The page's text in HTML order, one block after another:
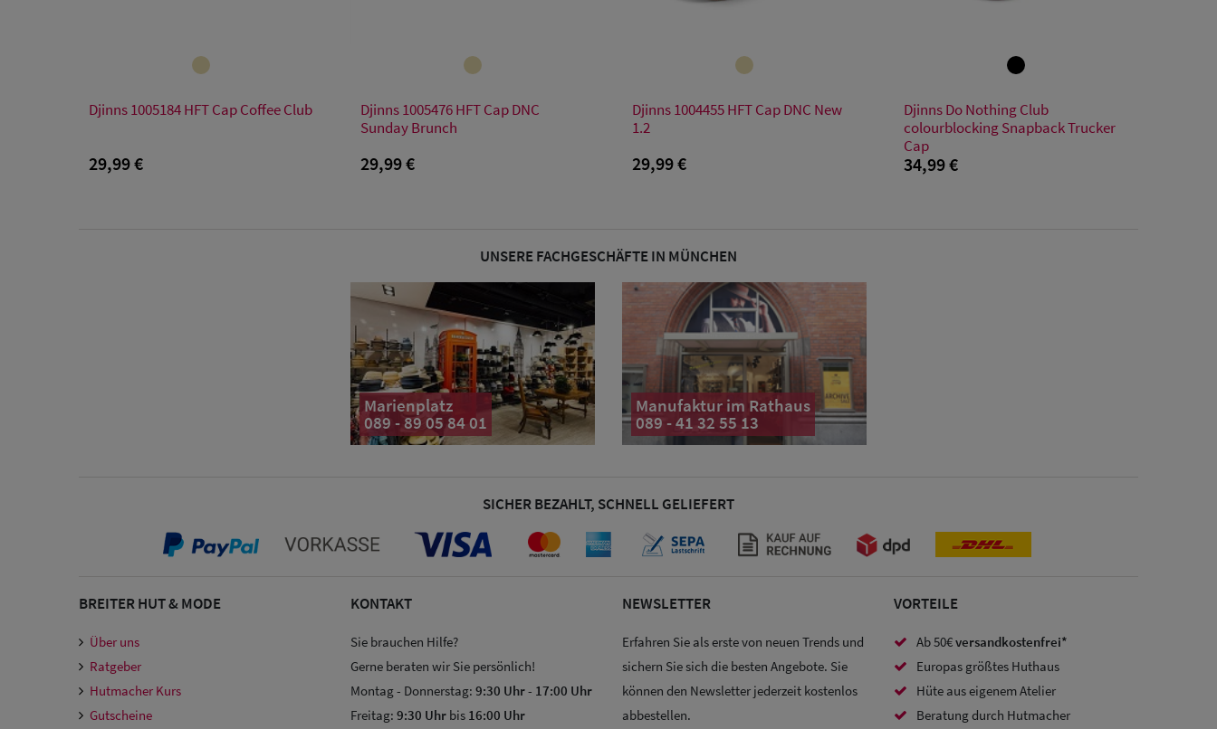
Djinns 1005184 HFT Cap Coffee Club
29,99 €
Einheitsgröße
Djinns 1005476 HFT Cap DNC
Sunday Brunch
29,99 €
Djinns 1004455 HFT Cap DNC New
1.2
29,99 €
Einheitsgröße
Djinns Do Nothing Club
colourblocking Snapback Trucker
Cap
34,99 €
UNSERE FACHGESCHÄFTE IN MÜNCHEN
Marienplatz
089 - 89 05 84 01
Manufaktur im Rathaus
089 - 41 32 55 13
SICHER BEZAHLT, SCHNELL GELIEFERT
BREITER HUT & MODE
Über uns
Ratgeber
Hutmacher Kurs
Gutscheine
KONTAKT
Sie brauchen Hilfe?
Gerne beraten wir Sie persönlich!
Montag - Donnerstag: 9:30 Uhr- 17:00 Uhr
Freitag: 9:30 Uhr bis 16:00 Uhr
NEWSLETTER
Erfahren Sie als erste von neuen Trends und
sichern Sie sich die besten Angebote. Sie
können den Newsletter jederzeit kostenlos
abbestellen.
VORTEILE
Ab 50€versandkostenfrei*
Europas größtes Huthaus
Hüte aus eigenem Atelier
Beratung durch Hutmacher